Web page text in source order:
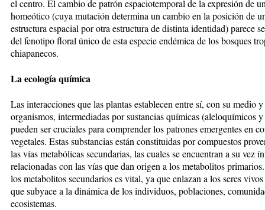
el centro. El cambio de patrón espaciotemporal de la expresión de
homeótico (cuya mutación determina un cambio en la posición de
estructura espacial por otra estructura de distinta identidad) parece
del fenotipo floral único de esta especie endémica de los bosques
chiapanecos.
La ecología química
Las interacciones que las plantas establecen entre sí, con su medio
organismos, intermediadas por sustancias químicas (aleloquímicos
pueden ser cruciales para comprender los patrones emergentes en
vegetales. Estas substancias están constituidas por compuestos
las vías metabólicas secundarias, las cuales se encuentran a su vez
relacionadas con las vías que dan origen a los metabolitos
los metabolitos secundarios es vital, ya que enlazan a los seres
que subyace a la dinámica de los individuos, poblaciones,
ecosistemas.